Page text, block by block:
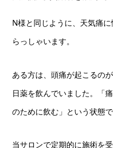
N様と同じように、天気痛
らっしゃいます。
ある方は、頭痛が起こるの
日薬を飲んでいました。「
のために飲む」という状態で
当サロンで定期的に施術を